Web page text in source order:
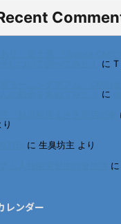
に T
に
り
に 生臭坊主 より
に
レンダー